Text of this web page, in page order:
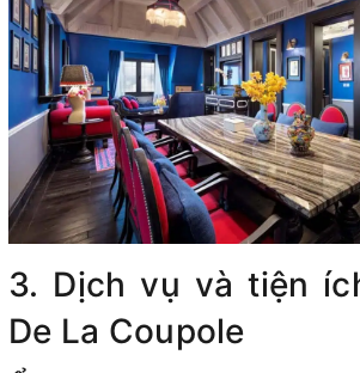
3. Dịch vụ và tiện
De La Coupole